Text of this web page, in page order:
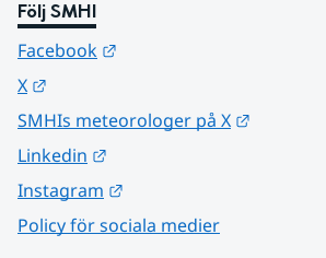
Följ SMHI
Facebook
X
SMHIs meteorologer på X
Linkedin
Instagram
Policy för sociala medier